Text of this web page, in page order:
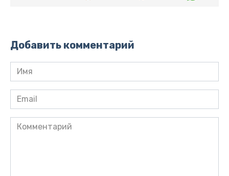
Добавить комментарий
Имя
*
Email
*
Комментарий